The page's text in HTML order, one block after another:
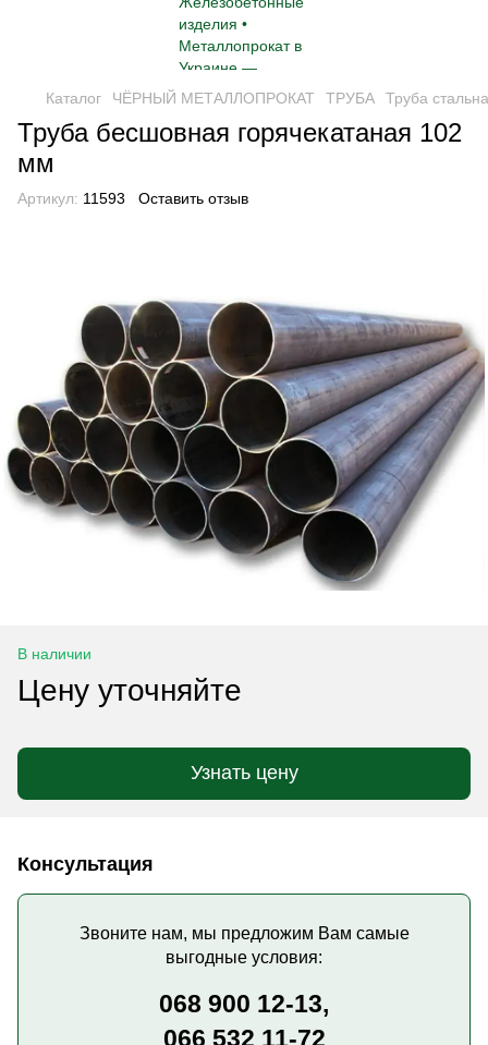
Каталог ЧЁРНЫЙ МЕТАЛЛОПРОКАТ ТРУБА Труба
Труба бесшовная горячекатаная 102
мм
Артикул: 11593 Оставить отзыв
В наличии
Цену уточняйте
Узнать цену
Консультация
Звоните нам, мы предложим Вам самые
выгодные условия:
068 900 12-13,
066 532 11-72